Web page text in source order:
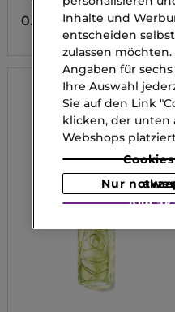
0.00 CHFInhalte und
entscheiden
zulassen
Angaben für
Ihre Auswahl
Sie auf den Link
klicken, der unten
Webshops
Nur
Alle